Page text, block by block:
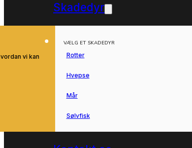
Skadedyr
vi kan
VÆLG ET SKADEDYR
Rotter
Hvepse
Mår
Sølvfisk